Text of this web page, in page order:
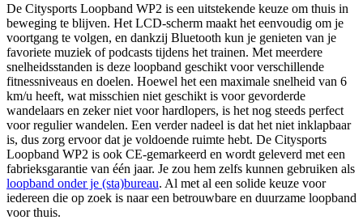
De Citysports Loopband WP2 is een uitstekende keuze om thuis in
beweging te blijven. Het LCD-scherm maakt het eenvoudig om je
voortgang te volgen, en dankzij Bluetooth kun je genieten van je
favoriete muziek of podcasts tijdens het trainen. Met meerdere
snelheidsstanden is deze loopband geschikt voor verschillende
fitnessniveaus en doelen. Hoewel het een maximale snelheid van 6
km/u heeft, wat misschien niet geschikt is voor gevorderde
wandelaars en zeker niet voor hardlopers, is het nog steeds perfect
voor regulier wandelen. Een verder nadeel is dat het niet inklapbaar
is, dus zorg ervoor dat je voldoende ruimte hebt. De Citysports
Loopband WP2 is ook CE-gemarkeerd en wordt geleverd met een
fabrieksgarantie van één jaar. Je zou hem zelfs kunnen gebruiken als
loopband onder je (sta)bureau. Al met al een solide keuze voor
iedereen die op zoek is naar een betrouwbare en duurzame loopband
voor thuis.